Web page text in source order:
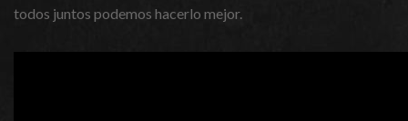
todos juntos podemos hacerlo mejor.